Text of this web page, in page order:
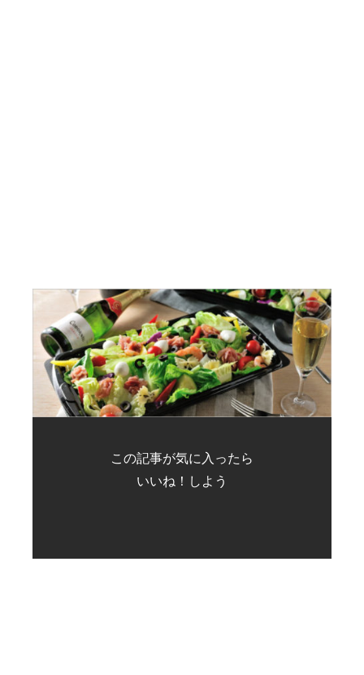
この記事が気に入ったら
いいね！しよう